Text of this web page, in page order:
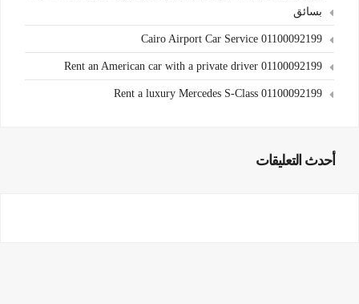
بسائق
Cairo Airport Car Service 01100092199
Rent an American car with a private driver 01100092199
Rent a luxury Mercedes S-Class 01100092199
أحدث التعليقات